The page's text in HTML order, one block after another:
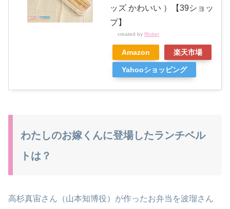
ッズ かわいい ）【39ショッ
プ】
created by Rinker
Amazon 楽天市場
Yahooショッピング
わたしのお嫁くんに登場したランチベル
トは？
高杉真宙さん（山本知博役）が作ったお弁当を波瑠さん